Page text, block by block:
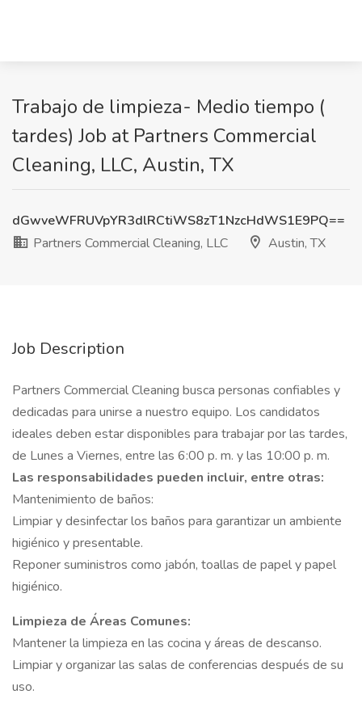
Trabajo de limpieza- Medio tiempo (
tardes) Job at Partners Commercial
Cleaning, LLC, Austin, TX
dGwveWFRUVpYR3dlRCtiWS8zT1NzcHdWS1E9PQ==
Partners Commercial Cleaning, LLC
Austin, TX
Job Description
Partners Commercial Cleaning busca personas confiables y
dedicadas para unirse a nuestro equipo. Los candidatos
ideales deben estar disponibles para trabajar por las tardes,
de Lunes a Viernes, entre las 6:00 p. m. y las 10:00 p. m.
Las responsabilidades pueden incluir, entre otras:
Mantenimiento de baños:
Limpiar y desinfectar los baños para garantizar un ambiente
higiénico y presentable.
Reponer suministros como jabón, toallas de papel y papel
higiénico.
Limpieza de Áreas Comunes:
Mantener la limpieza en las cocina y áreas de descanso.
Limpiar y organizar las salas de conferencias después de su
uso.